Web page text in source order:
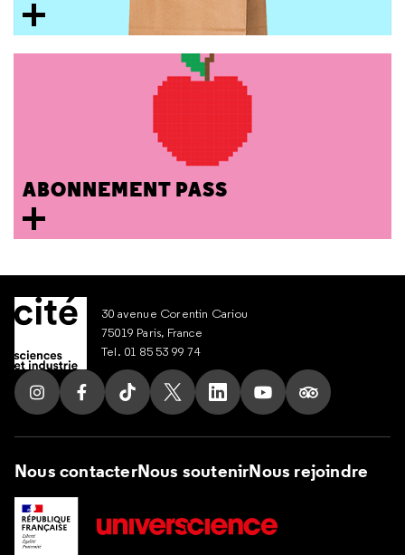
ABONNEMENT PASS
30 avenue Corentin Cariou
75019 Paris, France
Tel. 01 85 53 99 74
Suivez nous sur Instagram
Suivez nous sur Facebook
Suivez nous sur Tik Tok
Suivez nous sur X
Suivez nous sur LinkedIn
Suivez nous sur
Suivez nous
Nous contacterNous soutenirNous rejoindre